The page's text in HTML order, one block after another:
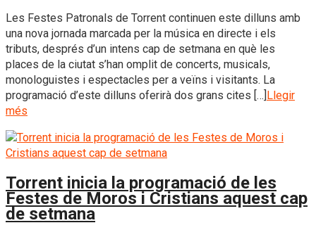
Les Festes Patronals de Torrent continuen este dilluns amb
una nova jornada marcada per la música en directe i els
tributs, després d’un intens cap de setmana en què les
places de la ciutat s’han omplit de concerts, musicals,
monologuistes i espectacles per a veïns i visitants. La
programació d’este dilluns oferirà dos grans cites […]Llegir
més
Torrent inicia la programació de les
Festes de Moros i Cristians aquest cap
de setmana